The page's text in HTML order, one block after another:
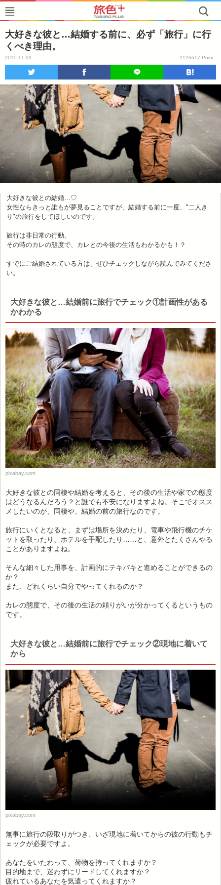
大好きな彼と…結婚する前に、必ず「旅行」に行
くべき理由。
2015-11-09 2126617 Point
大好きな彼との結婚…♡
女性ならきっと誰もが夢見ることですが、結婚する前に一度、"二人き
り"の旅行をしてほしいのです。
旅行は非日常の行動。
その時のカレの態度で、カレとの今後の生活もわかるかも！？
すでにご結婚されている方は、ぜひチェックしながら読んでみてくださ
い。
大好きな彼と…結婚前に旅行でチェック①計画性がある
かわかる
pixabay.com
大好きな彼との同棲や結婚を考えると、その後の生活や家での態度
はどうなるんだろう？と誰でも不安になりますよね。そこでオスス
メしたいのが、同棲や、結婚の前の旅行なのです。
旅行にいくとなると、まずは場所を決めたり、電車や飛行機のチケ
ットを取ったり、ホテルを手配したり……と、意外とたくさんやる
ことがありますよね。
そんな細々した用事を、計画的にテキパキと進めることができるの
か？
また、どれくらい自分でやってくれるのか？
カレの態度で、その後の生活の頼りがいが分かってくるというもの
です。
大好きな彼と…結婚前に旅行でチェック②現地に着いて
から
pixabay.com
無事に旅行の段取りがつき、いざ現地に着いてからの彼の行動もチ
ェックが必要ですよ。
あなたをいたわって、荷物を持ってくれますか？
目的地まで、迷わずにリードしてくれますか？
疲れているあなたを気遣ってくれますか？